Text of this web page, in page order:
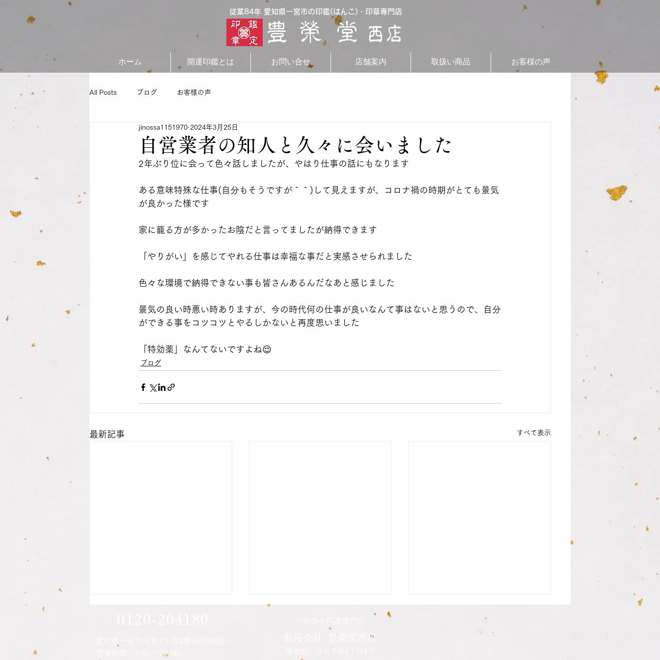
従業84年 愛知県一宮市の印鑑(はんこ)・印章専門店
ホーム 開運印鑑とは お問い合せ 店舗案内 取扱い商品 お客様の声
All Posts ブログ お客様の声
自営業者の知人と久々に会いました
jinossa1151970 2024年3月25日
2年ぶり位に会って色々話しましたが、やはり仕事の話にもなります
ある意味特殊な仕事(自分もそうですが＾＾)して見えますが、コロナ禍の時期がとても景気
が良かった様です
家に籠る方が多かったお陰だと言ってましたが納得できます
「やりがい」を感じてやれる仕事は幸福な事だと実感させられました
色々な環境で納得できない事も皆さんあるんだなあと感じました
景気の良い時悪い時ありますが、今の時代何の仕事が良いなんて事はないと思うので、自分
ができる事をコツコツとやるしかないと再度思いました
「特効薬」なんてないですよね😌
ブログ
最新記事 すべて表示
息子さん方の印鑑作成されま
ご本人さんの印鑑の納品時に説明
二人の娘さんの印鑑納品致し
一宮市の印鑑専門店
0120-204180
有限会社 豊榮堂西店
愛知県一宮市平和1丁目3-3
営業時間 9:00～20:00